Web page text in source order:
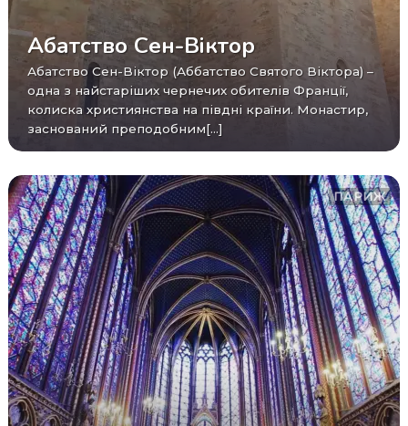
Абатство Сен-Віктор
Абатство Сен-Віктор (Аббатство Святого Віктора) –
одна з найстаріших чернечих обителів Франції,
колиска християнства на півдні країни. Монастир,
заснований преподобним[...]
ПАРИЖ